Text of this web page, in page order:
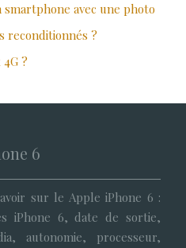
avec une photo
reconditionnés ?
?
6
sur le Apple iPhone 6 :
iPhone 6, date de sortie,
autonomie, processeur,